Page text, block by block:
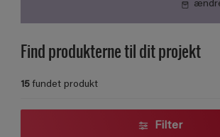
Find produkterne til dit projekt
15fundet produkt
Filter